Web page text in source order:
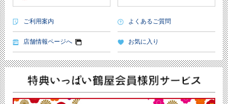
ご利用案内 よくあるご質問
店舗情報ページへ お気に入り